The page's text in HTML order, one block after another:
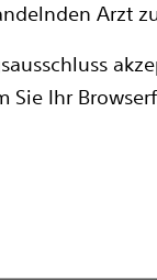
Arzt
Sie Ihr